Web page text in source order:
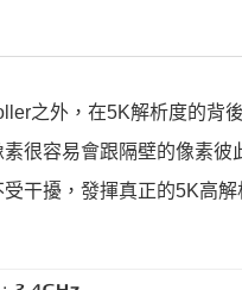
之外，在5K解析度的背
很容易會跟隔壁的像素
干擾，發揮真正的5K高